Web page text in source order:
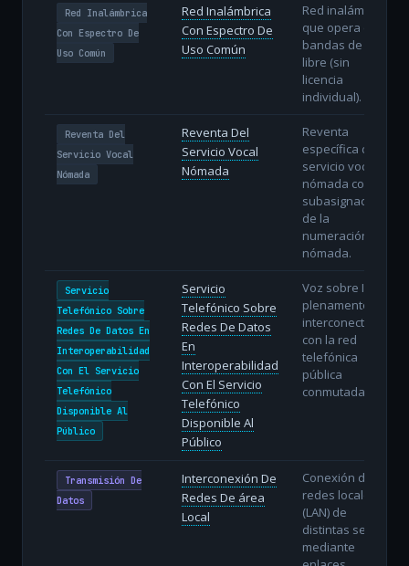
Red Inalámbrica
Con Espectro De
Uso Común
Red Inalámbrica
Con Espectro De
Uso Común
Red inalámbrica
que opera en
bandas de uso
libre (sin
licencia
individual).
Reventa Del
Servicio Vocal
Nómada
Reventa Del
Servicio Vocal
Nómada
Reventa
específica del
servicio vocal
nómada con
subasignación
de la
numeración
nómada.
Servicio
Telefónico Sobre
Redes De Datos En
Interoperabilidad
Con El Servicio
Telefónico
Disponible Al
Público
Servicio
Telefónico Sobre
Redes De Datos
En
Interoperabilidad
Con El Servicio
Telefónico
Disponible Al
Público
Voz sobre IP
plenamente
interconectada
con la red
telefónica
pública
conmutada.
Transmisión De
Datos
Interconexión De
Redes De área
Local
Conexión de
redes locales
(LAN) de
distintas sedes
mediante